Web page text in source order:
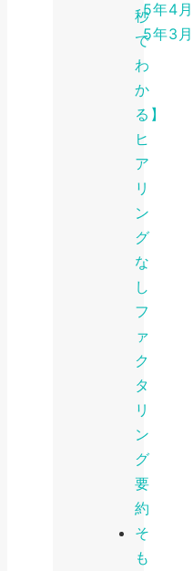
秒
で
わ
か
る】
ヒ
ア
リ
ン
グ
な
し
フ
ァ
ク
タ
リ
ン
グ
要
約
そ
も
2025年4月
2025年3月